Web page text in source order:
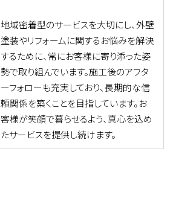
地域密着型のサービスを大切にし、外壁
塗装やリフォームに関するお悩みを解決
するために、常にお客様に寄り添った姿
勢で取り組んでいます。施工後のアフタ
ーフォローも充実しており、長期的な信
頼関係を築くことを目指しています。お
客様が笑顔で暮らせるよう、真心を込め
たサービスを提供し続けます。